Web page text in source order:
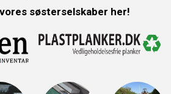
søsterselskaber her!